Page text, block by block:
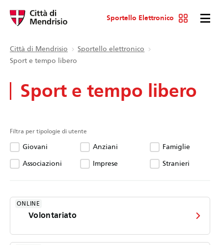
Sportello Elettronico
Città di Mendrisio
Sportello elettronico
Sport e tempo libero
Sport e tempo libero
Filtra per tipologie di utente
Giovani Anziani
Famiglie
Associazioni
Imprese Stranieri
ONLINE
Volontariato